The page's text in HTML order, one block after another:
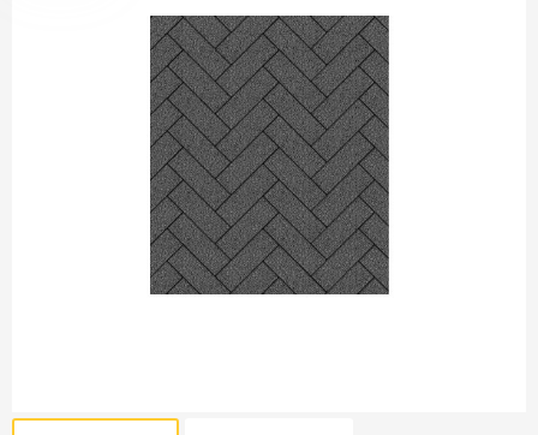
ПЕРЕЙТИ
Продажа бордюров в
Краснодаре
ПЕРЕЙТИ